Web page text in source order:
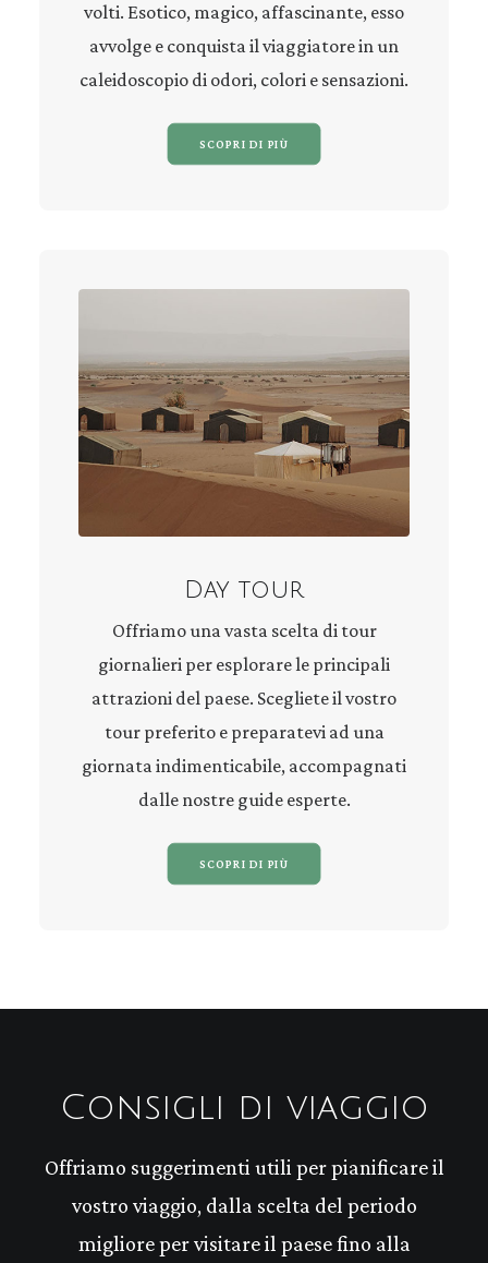
volti. Esotico, magico, affascinante, esso
avvolge e conquista il viaggiatore in un
caleidoscopio di odori, colori e sensazioni.
SCOPRI DI PIÙ
Day tour
Offriamo una vasta scelta di tour
giornalieri per esplorare le principali
attrazioni del paese. Scegliete il vostro
tour preferito e preparatevi ad una
giornata indimenticabile, accompagnati
dalle nostre guide esperte.
SCOPRI DI PIÙ
Consigli di viaggio
Offriamo suggerimenti utili per pianificare il
vostro viaggio, dalla scelta del periodo
migliore per visitare il paese fino alla